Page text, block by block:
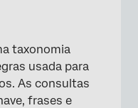
taxonomia
usada para
As consultas
frases e